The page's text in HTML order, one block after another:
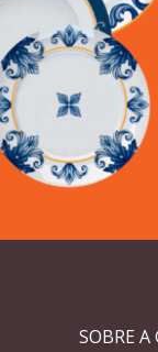
SOBRE A